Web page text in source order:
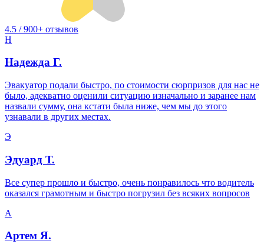
4.5 / 900+ отзывов
Н
Надежда Г.
Эвакуатор подали быстро, по стоимости сюрпризов для нас не
было, адекватно оценили ситуацию изначально и заранее нам
назвали сумму, она кстати была ниже, чем мы до этого
узнавали в других местах.
Э
Эдуард Т.
Все супер прошло и быстро, очень понравилось что водитель
оказался грамотным и быстро погрузил без всяких вопросов
А
Артем Я.